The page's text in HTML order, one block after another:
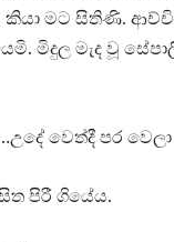
මට සිතිණි. ආච්චි
මිදුල මැද වූ
වෙත්දී පර වෙලා
පිරී ගියේය.